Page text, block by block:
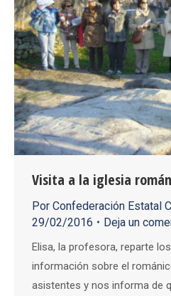
Visita a la iglesia
Por Confederación Estatal
29/02/2016
Deja un
Elisa, la profesora, reparte
información sobre el
asistentes y nos informa de